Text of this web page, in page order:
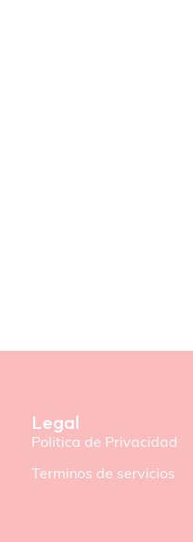
Legal
Politica de Privacidad
Terminos de servicios